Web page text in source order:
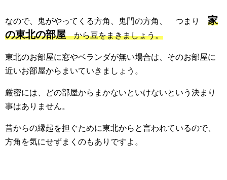
なので、鬼がやってくる方角、鬼門の方角、 つまり 家
の東北の部屋から豆をまきましょう。
東北のお部屋に窓やベランダが無い場合は、そのお部屋に
近いお部屋からまいていきましょう。
厳密には、どの部屋からまかないといけないという決まり
事はありません。
昔からの縁起を担ぐために東北からと言われているので、
方角を気にせずまくのもありですよ。